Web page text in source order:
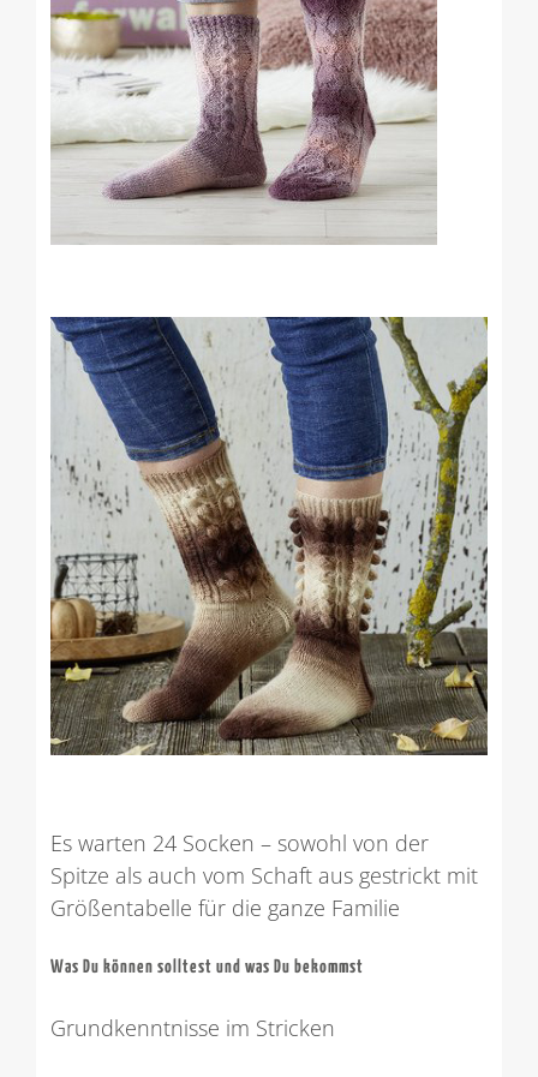
Es warten 24 Socken – sowohl von der
Spitze als auch vom Schaft aus gestrickt mit
Größentabelle für die ganze Familie
Was Du können solltest und was Du bekommst
Grundkenntnisse im Stricken